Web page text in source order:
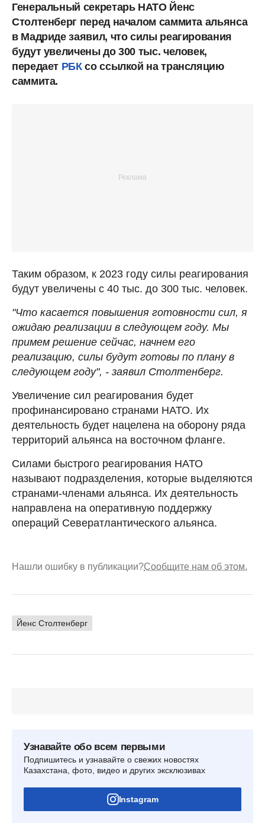
Генеральный секретарь НАТО Йенс
Столтенберг перед началом саммита альянса
в Мадриде заявил, что силы реагирования
будут увеличены до 300 тыс. человек,
передает РБКсо ссылкой на трансляцию
саммита.
Таким образом, к 2023 году силы реагирования
будут увеличены с 40 тыс. до 300 тыс. человек.
"Что касается повышения готовности сил, я
ожидаю реализации в следующем году. Мы
примем решение сейчас, начнем его
реализацию, силы будут готовы по плану в
следующем году", - заявил Столтенберг.
Увеличение сил реагирования будет
профинансировано странами НАТО. Их
деятельность будет нацелена на оборону ряда
территорий альянса на восточном фланге.
Силами быстрого реагирования НАТО
называют подразделения, которые выделяются
странами-членами альянса. Их деятельность
направлена на оперативную поддержку
операций Севератлантического альянса.
Нашли ошибку в публикации?Сообщите нам об этом.
Йенс Столтенберг
Узнавайте обо всем первыми
Подпишитесь и узнавайте о свежих новостях
Казахстана, фото, видео и других эксклюзивах
Instagram